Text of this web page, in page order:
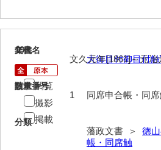
詠草
太政官諸省達書
江城日誌
19
文書名
大御目付御目付
請求番号
同席申合帳・同
分類
藩政文書 ＞ 徳
帳・同席触
年代
文久元年[1861]～元冶
数量
1
閲覧
撮影
掲載